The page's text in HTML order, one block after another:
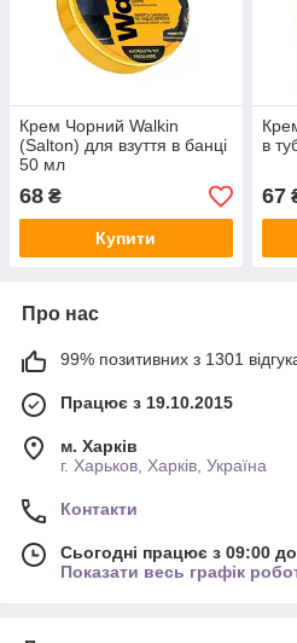
Крем Чорний Walkin
(Salton) для взуття в банці
50 мл
68 ₴
Купити
в
67
Про нас
99% позитивних з 1301
Працює з 19.10.2015
м. Харків
г. Харьков, Харків, Україна
Контакти
Сьогодні працює з 09:00
Показати весь графік